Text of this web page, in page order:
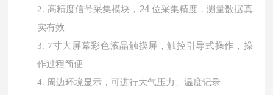
2. 高精度信号采集模块， 24 位采集精度，测量数据真
实有效
3. 7寸大屏幕彩色液晶触摸屏，触控引导式操作，操
作过程简便
4. 周边环境显示，可进行大气压力、温度记录